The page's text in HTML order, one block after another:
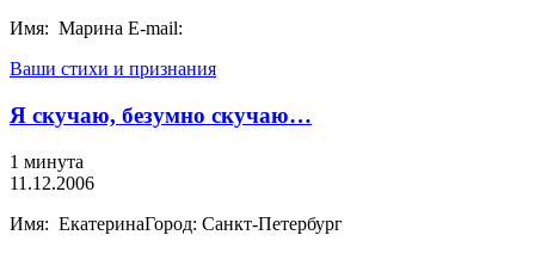
Имя: Марина E-mail:
Ваши стихи и признания
Я скучаю, безумно скучаю…
1 минута
11.12.2006
Имя: ЕкатеринаГород: Санкт-Петербург